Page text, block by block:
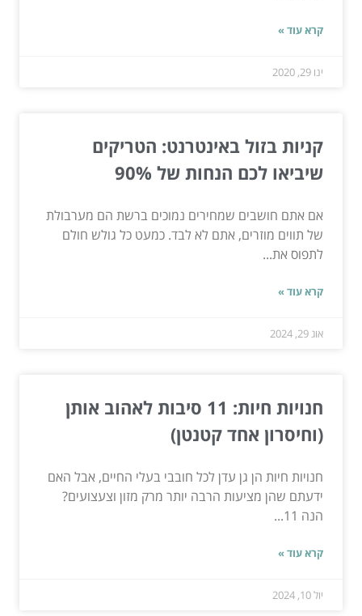
קרא עוד »
ינו 29, 2020
קניות בזול באינטרנט: הטריקים
שיביאו לכם הנחות של 90%
אם אתם חושבים שמחירים נמוכים ברשת הם מערבולת
של תווים מוזרים, אתם לא לבד. כמעט כל גולש חולם
לתפוס את...
קרא עוד »
אוג 29, 2024
חנויות חיות: 11 סיבות לאהוב אותן
(וחיסרון אחד קטנטן)
חנויות חיות הן גן עדן לכל חובבי בעלי החיים, אבל האם
ידעתם שהן מציעות הרבה יותר מרק מזון וצעצועים?
הנה 11...
קרא עוד »
יול 10, 2024